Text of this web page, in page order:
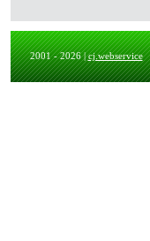
2001 - 2026 |cj.webservice